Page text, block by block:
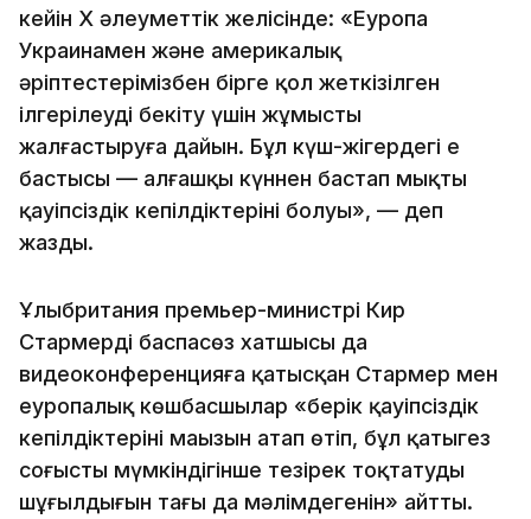
кейін X әлеуметтік желісінде: «Еуропа
Украинамен және америкалық
әріптестерімізбен бірге қол жеткізілген
ілгерілеуді бекіту үшін жұмысты
жалғастыруға дайын. Бұл күш-жігердегі ең
бастысы — алғашқы күннен бастап мықты
қауіпсіздік кепілдіктерінің болуы», — деп
жазды.
Ұлыбритания премьер-министрі Кир
Стармердің баспасөз хатшысы да
видеоконференцияға қатысқан Стармер мен
еуропалық көшбасшылар «берік қауіпсіздік
кепілдіктерінің маңызын атап өтіп, бұл қатыгез
соғысты мүмкіндігінше тезірек тоқтатудың
шұғылдығын тағы да мәлімдегенін» айтты.